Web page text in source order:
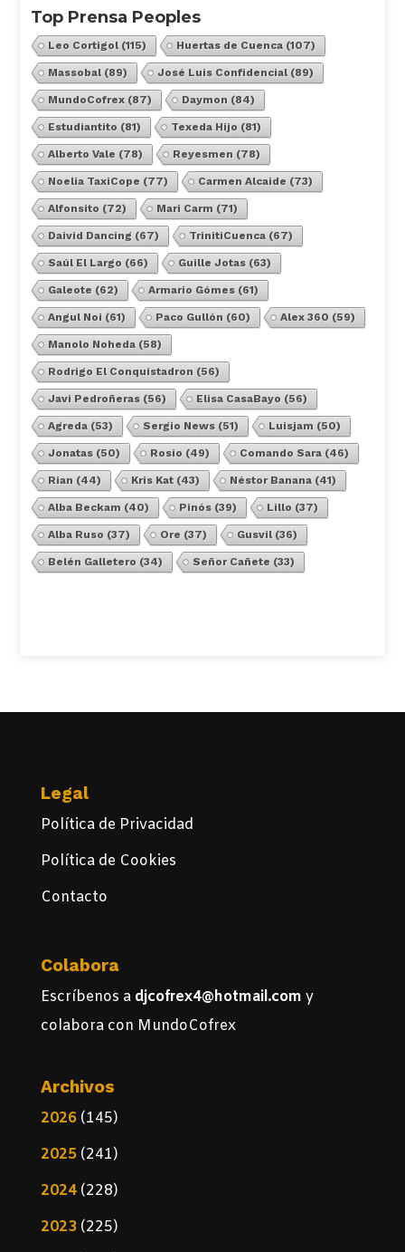
Top Prensa Peoples
Leo Cortigol(115) Huertas de Cuenca(107)
Massobal(89) José Luis Confidencial(89)
MundoCofrex(87) Daymon (84)
Estudiantito (81) Texeda Hijo (81)
Alberto Vale (78) Reyesmen (78)
Noelia TaxiCope (77) Carmen Alcaide (73)
Alfonsito (72) Mari Carm (71)
Daivid Dancing (67) TrinitiCuenca(67)
Saúl El Largo (66) Guille Jotas(63)
Galeote (62) Armario Gómes(61)
Angul Noi (61) Paco Gullón (60) Alex 360 (59)
Manolo Noheda(58)
Rodrigo El Conquistadron (56)
Javi Pedroñeras(56) Elisa CasaBayo (56)
Agreda(53) Sergio News(51) Luisjam (50)
Jonatas(50) Rosio (49) Comando Sara(46)
Rian (44) Kris Kat(43) Néstor Banana(41)
Alba Beckam (40) Pinós(39) Lillo (37)
Alba Ruso (37) Ore (37) Gusvil(36)
Belén Galletero (34) Señor Cañete (33)
Legal
Política de Privacidad
Política de Cookies
Contacto
Colabora
Escríbenos a djcofrex4@hotmail.com y
colabora con MundoCofrex
Archivos
2026(145)
2025(241)
2024(228)
2023(225)